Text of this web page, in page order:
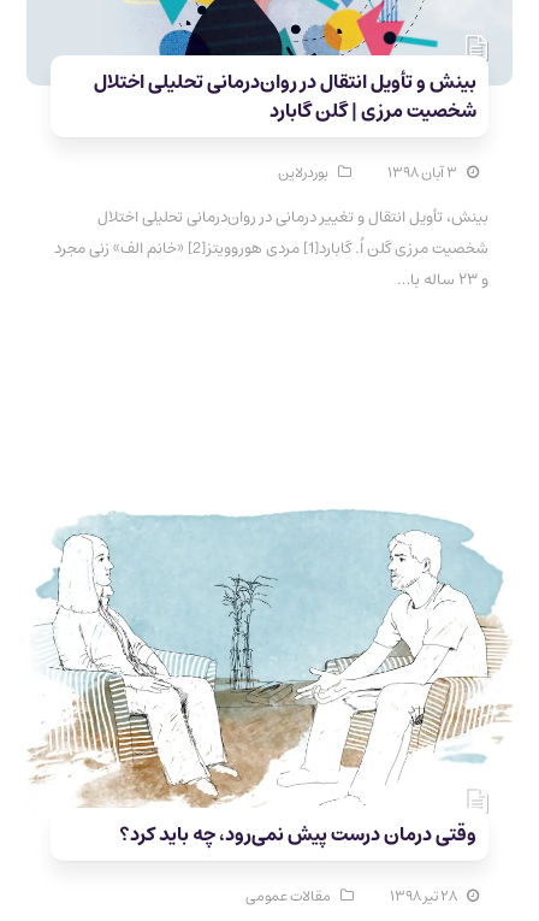
بینش و تأویل انتقال در روان‌‌درمانی تحلیلی اختلال
شخصیت مرزی | گلن گابارد
۳ آبان ۱۳۹۸ بوردرلاین
بینش، تأویل انتقال و تغییر درمانی در روان‌‌درمانی تحلیلی اختلال
شخصیت مرزی گلن اُ. گابارد[1] مردی هوروویتز[2] «خانم الف» زنی مجرد
و ۲۳ ساله با…
وقتی درمان درست پیش نمی‌رود، چه باید کرد؟
۲۸ تیر ۱۳۹۸ مقالات عمومی